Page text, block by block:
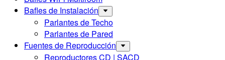
Bafles de Instalación
Parlantes de Techo
Parlantes de Pared
Fuentes de Reproducción
Reproductores CD | SACD